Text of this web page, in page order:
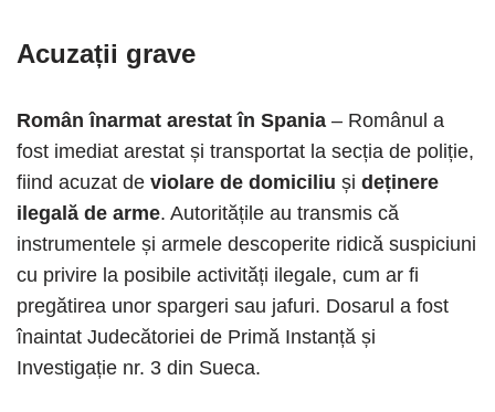
Acuzații grave
Român înarmat arestat în Spania – Românul a
fost imediat arestat și transportat la secția de poliție,
fiind acuzat de violare de domiciliu și deținere
ilegală de arme. Autoritățile au transmis că
instrumentele și armele descoperite ridică suspiciuni
cu privire la posibile activități ilegale, cum ar fi
pregătirea unor spargeri sau jafuri. Dosarul a fost
înaintat Judecătoriei de Primă Instanță și
Investigație nr. 3 din Sueca.